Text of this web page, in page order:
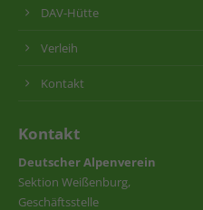
DAV-Hütte
Verleih
Kontakt
Kontakt
Deutscher Alpenverein
Sektion Weißenburg,
Geschäftsstelle